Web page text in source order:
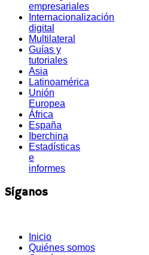
empresariales
Internacionalización
digital
Multilateral
Guías y
tutoriales
Asia
Latinoamérica
Unión
Europea
África
España
Iberchina
Estadísticas
e
informes
Síganos
Inicio
Quiénes somos